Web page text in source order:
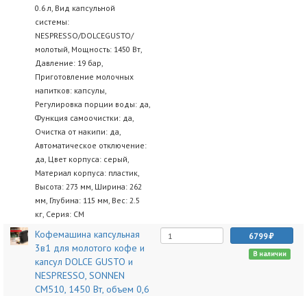
0.6 л, Вид капсульной
системы:
NESPRESSO/DOLCEGUSTO/
молотый, Мощность: 1450 Вт,
Давление: 19 бар,
Приготовление молочных
напитков: капсулы,
Регулировка порции воды: да,
Функция самоочистки: да,
Очистка от накипи: да,
Автоматическое отключение:
да, Цвет корпуса: серый,
Материал корпуса: пластик,
Высота: 273 мм, Ширина: 262
мм, Глубина: 115 мм, Вес: 2.5
кг, Серия: CM
Кофемашина капсульная
3в1 для молотого кофе и
капсул DOLCE GUSTO и
NESPRESSO, SONNEN
CM510, 1450 Вт, объем 0,6
6799
В наличии